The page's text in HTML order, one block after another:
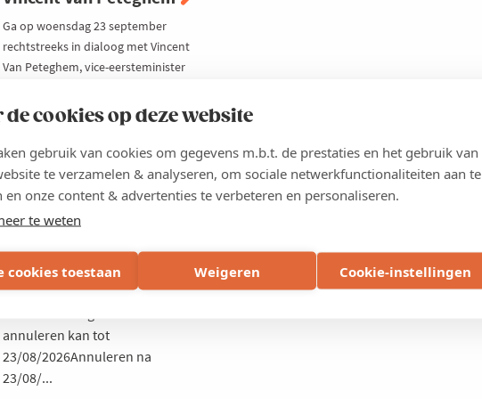
de cookies op deze website
gebruik van cookies om gegevens m.b.t. de prestaties en het gebruik van
te verzamelen & analyseren, om sociale netwerkfunctionaliteiten aan te
en onze content & advertenties te verbeteren en personaliseren.
te weten
cookies toestaan Weigeren Cookie-instellingen
Ga op woensdag 23 september
rechtstreeks in dialoog met Vincent
Van Peteghem, vice-eersteminister
tijdens ons exclusief ledenevent
Locatie
Prijs
Exclusief voor Voka-leden: €195
excl. btwGratis voor leden van
Voka
annuleren kan tot
23/08/2026Annuleren na
23/08/...